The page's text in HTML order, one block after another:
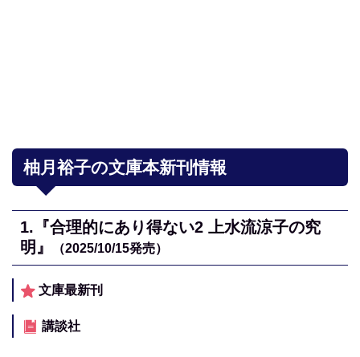
柚月裕子の文庫本新刊情報
1.『合理的にあり得ない2 上水流涼子の究
明』
（2025/10/15発売）
文庫最新刊
講談社